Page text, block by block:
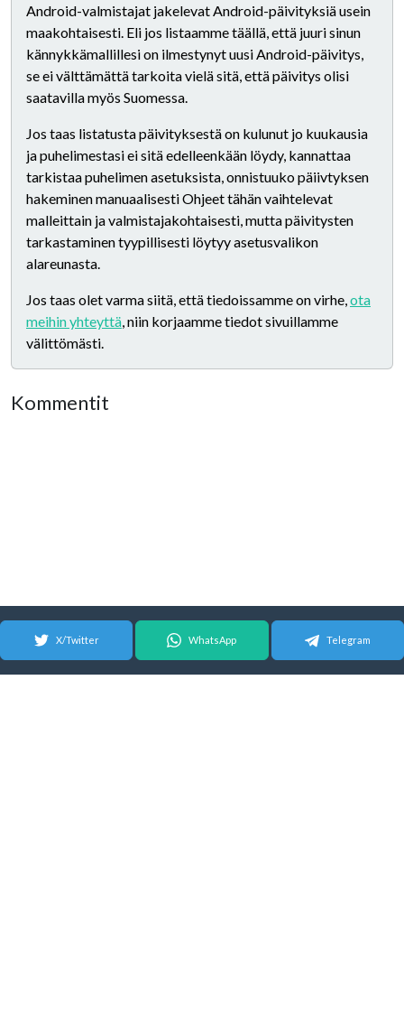
Android-valmistajat jakelevat Android-päivityksiä usein
maakohtaisesti. Eli jos listaamme täällä, että juuri sinun
kännykkämallillesi on ilmestynyt uusi Android-päivitys,
se ei välttämättä tarkoita vielä sitä, että päivitys olisi
saatavilla myös Suomessa.
Jos taas listatusta päivityksestä on kulunut jo kuukausia
ja puhelimestasi ei sitä edelleenkään löydy, kannattaa
tarkistaa puhelimen asetuksista, onnistuuko päiivtyksen
hakeminen manuaalisesti Ohjeet tähän vaihtelevat
malleittain ja valmistajakohtaisesti, mutta päivitysten
tarkastaminen tyypillisesti löytyy asetusvalikon
alareunasta.
Jos taas olet varma siitä, että tiedoissamme on virhe,ota
meihin yhteyttä, niin korjaamme tiedot sivuillamme
välittömästi.
Kommentit
X/Twitter WhatsApp Telegram